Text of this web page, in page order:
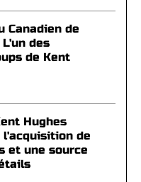
Canadien de
des
de Kent
Hughes
de
et une source